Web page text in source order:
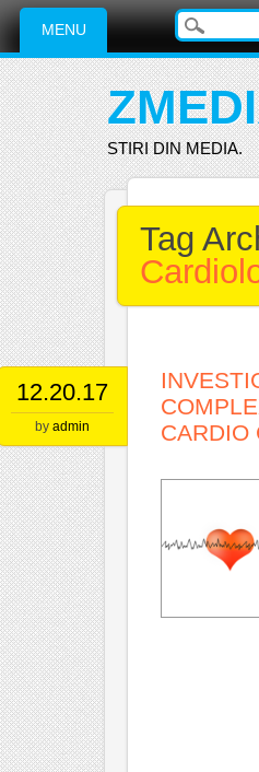
Main menu
Skip
content
MENU
STIRI DIN MEDIA.
Tag
12.20.17
by admin
CARDIO